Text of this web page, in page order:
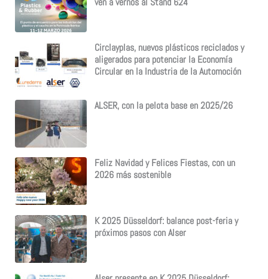
Circlayplas, nuevos plásticos reciclados y
aligerados para potenciar la Economía
Circular en la Industria de la Automoción
ALSER, con la pelota base en 2025/26
Feliz Navidad y Felices Fiestas, con un
2026 más sostenible
K 2025 Düsseldorf: balance post-feria y
próximos pasos con Alser